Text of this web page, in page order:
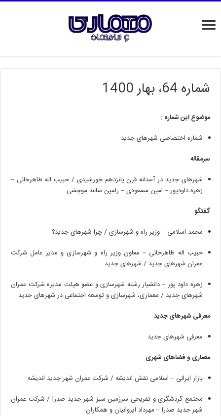
شماره 64، بهار 1400
موضوع این شماره :
شماره اختصاصی شهرهای جدید
سرمقاله
شهرهای جدید در آستانه قرن پانزدهم خورشیدی /حبیب اله طاهرخانی –
زهرهداودپور– امین مسعودی– رامین ساعد موچشی
گفتگو
محمد اسلامی –وزیر راهو شهرسازی/چرا شهرهایجدید؟
حبیب اله طاهرخانی – معاون وزیر راه و شهرسازی و مدیر عامل شرکت
عمران شهرهایجدید / شهرهایجدید
زهره داود پور – دانشیار رشته شهرسازی و عضو هیئت مدیره شرکت عمران
شهرهایجدید / معماری، شهرسازیوتوسعه اجتماعی در شهرهایجدید
معرفی شهرهای جدید
معرفی شهرهای جدید
معماری و فضاهای شهری
بازار ایرانی – اسلامی نقش اندیشه/ شرکتعمران شهرجدید اندیشه
مجتمع گردشگری و تفریحی سرزمین سبز شهر جدید صدرا / شرکت عمران
شهرجدید صدرا– مهرداد ایروانیانو همکاران